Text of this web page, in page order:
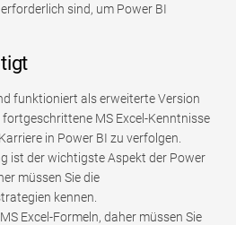
sind, um Power BI
funktioniert als erweiterte Version
fortgeschrittene MS Excel-Kenntnisse
in Power BI zu verfolgen.
ist der wichtigste Aspekt der Power
müssen Sie die
kennen.
Excel-Formeln, daher müssen Sie